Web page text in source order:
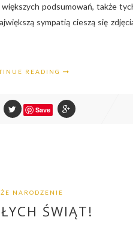
podsumowań, także
sympatią cieszą się
READING
Save
NARODZENIE
ŚWIĄT!